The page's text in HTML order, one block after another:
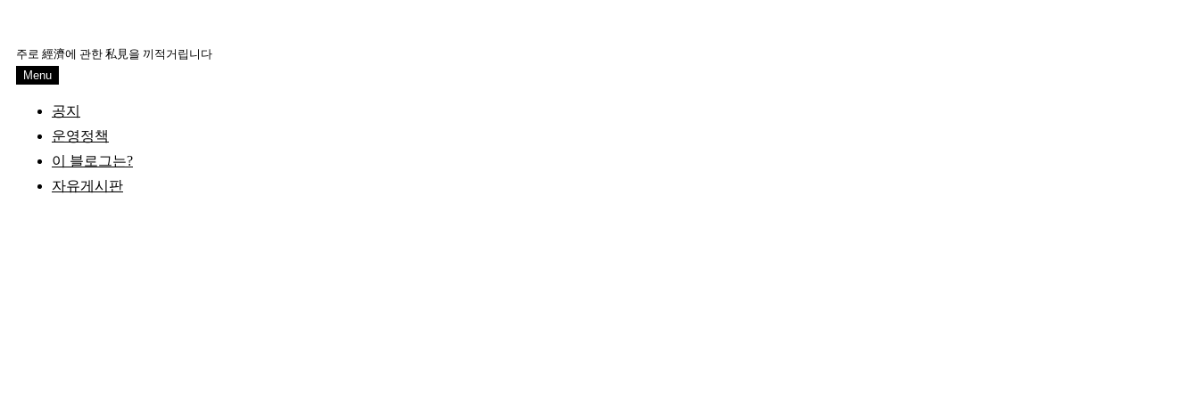
content
주로 經濟에 관한 私見을 끼적거립니다
Menu
공지
운영정책
이 블로그는?
자유게시판